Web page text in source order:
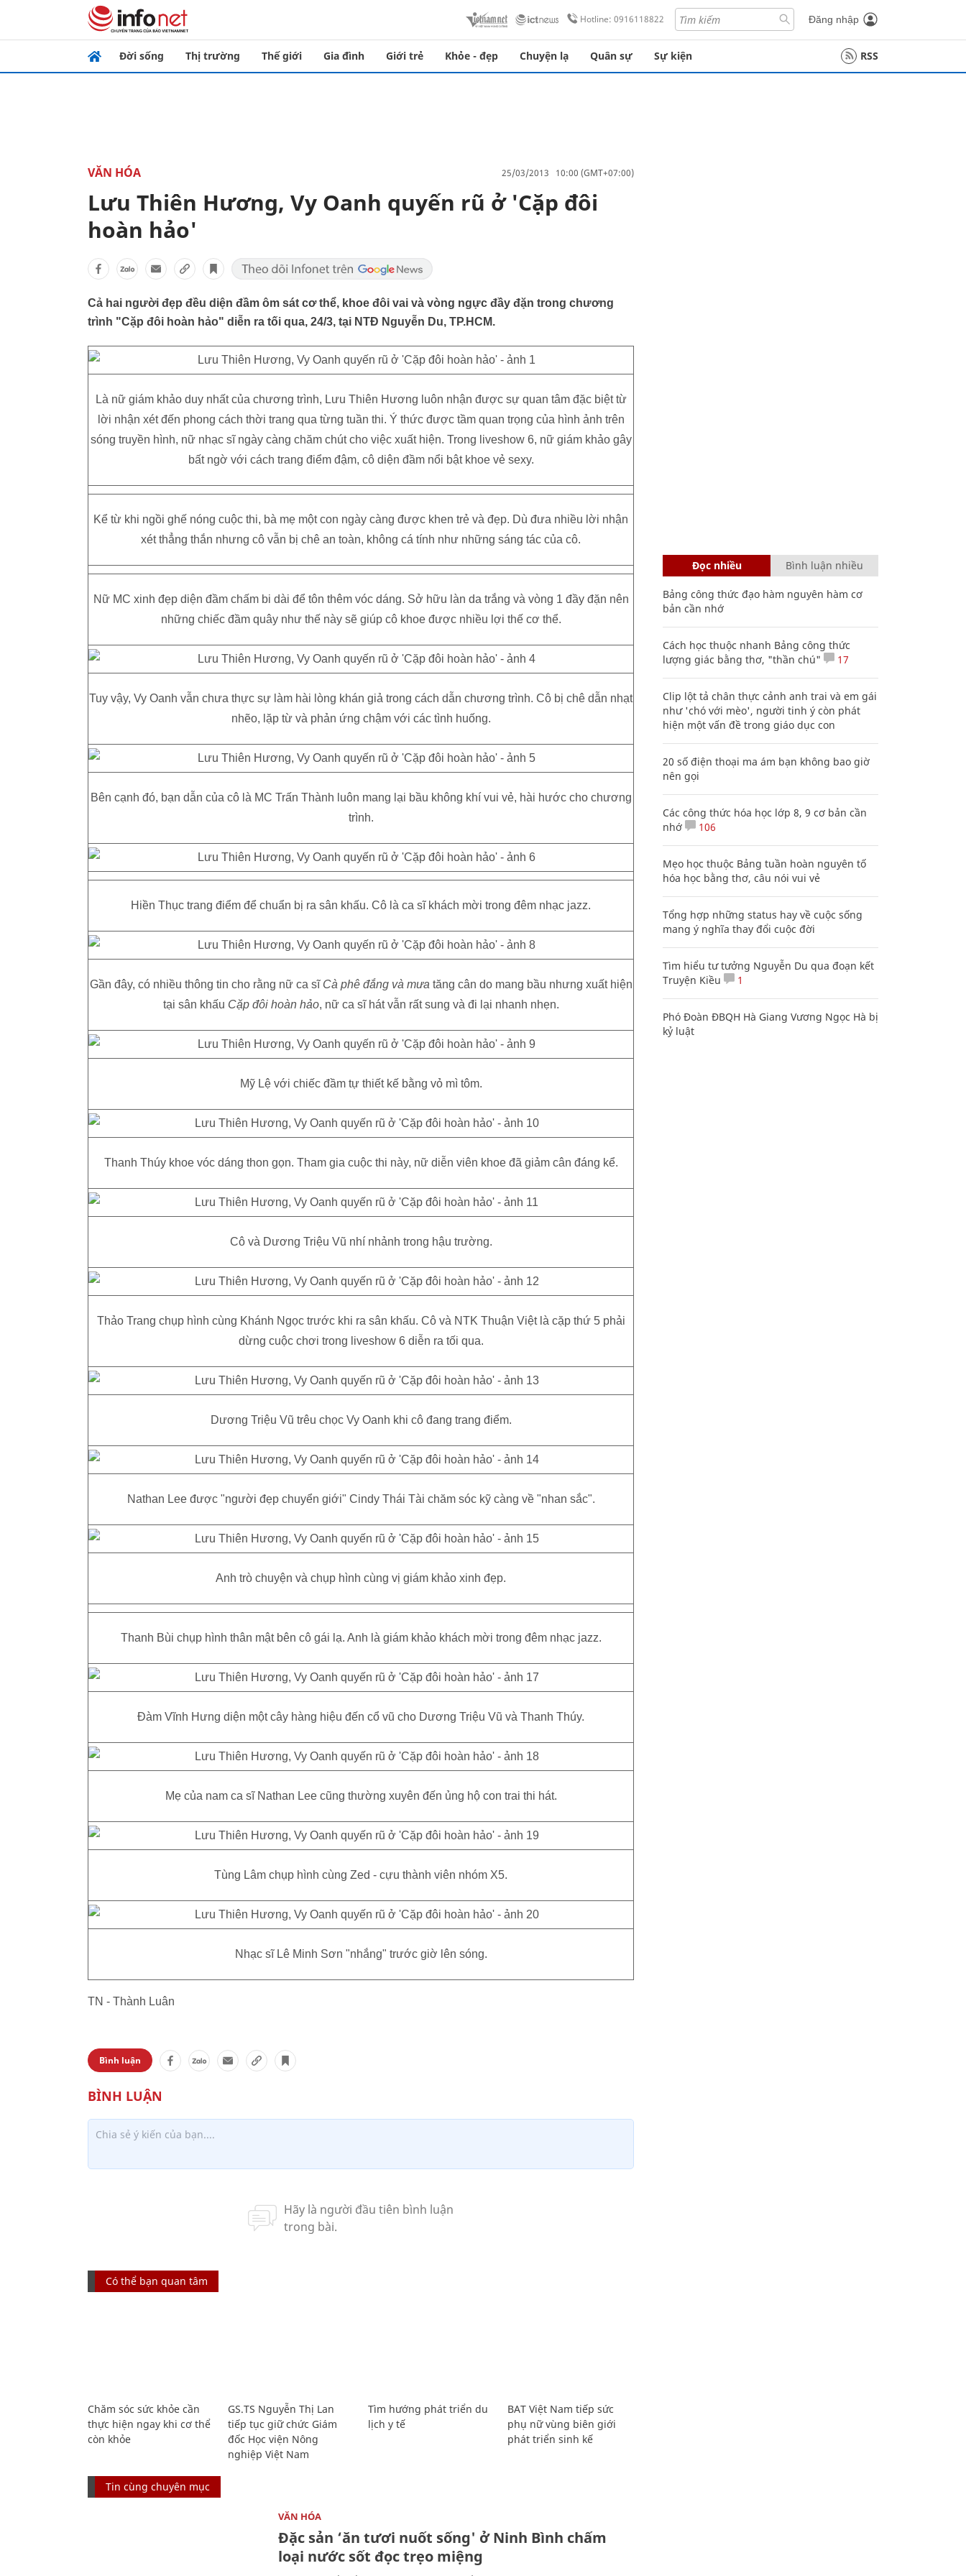
Hotline: 0916118822 Đăng nhập
Đời sống Thị trường Thế giới Gia đình Giới trẻ Khỏe - đẹp Chuyện lạ Quân sự Sự kiện RSS
VĂN HÓA 25/03/2013 10:00 (GMT+07:00)
Lưu Thiên Hương, Vy Oanh quyến rũ ở 'Cặp đôi
hoàn hảo'
Cả hai người đẹp đều diện đầm ôm sát cơ thể, khoe đôi vai và vòng ngực đầy đặn trong chương
trình "Cặp đôi hoàn hảo" diễn ra tối qua, 24/3, tại NTĐ Nguyễn Du, TP.HCM.
Là nữ giám khảo duy nhất của chương trình, Lưu Thiên Hương luôn nhận được sự quan tâm đặc biệt từ
lời nhận xét đến phong cách thời trang qua từng tuần thi. Ý thức được tầm quan trọng của hình ảnh trên
sóng truyền hình, nữ nhạc sĩ ngày càng chăm chút cho việc xuất hiện. Trong liveshow 6, nữ giám khảo gây
bất ngờ với cách trang điểm đậm, cô diện đầm nổi bật khoe vẻ sexy.
Kể từ khi ngồi ghế nóng cuộc thi, bà mẹ một con ngày càng được khen trẻ và đẹp. Dù đưa nhiều lời nhận
xét thẳng thắn nhưng cô vẫn bị chê an toàn, không cá tính như những sáng tác của cô.
Nữ MC xinh đẹp diện đầm chấm bi dài để tôn thêm vóc dáng. Sở hữu làn da trắng và vòng 1 đầy đặn nên
những chiếc đầm quây như thế này sẽ giúp cô khoe được nhiều lợi thế cơ thể.
Tuy vậy, Vy Oanh vẫn chưa thực sự làm hài lòng khán giả trong cách dẫn chương trình. Cô bị chê dẫn nhạt
nhẽo, lặp từ và phản ứng chậm với các tình huống.
Bên cạnh đó, bạn dẫn của cô là MC Trấn Thành luôn mang lại bầu không khí vui vẻ, hài hước cho chương
trình.
Hiền Thục trang điểm để chuẩn bị ra sân khấu. Cô là ca sĩ khách mời trong đêm nhạc jazz.
Gần đây, có nhiều thông tin cho rằng nữ ca sĩ Cà phê đắng và mưa tăng cân do mang bầu nhưng xuất hiện
tại sân khấu Cặp đôi hoàn hảo, nữ ca sĩ hát vẫn rất sung và đi lại nhanh nhẹn.
Mỹ Lệ với chiếc đầm tự thiết kế bằng vỏ mì tôm.
Thanh Thúy khoe vóc dáng thon gọn. Tham gia cuộc thi này, nữ diễn viên khoe đã giảm cân đáng kể.
Cô và Dương Triệu Vũ nhí nhảnh trong hậu trường.
Thảo Trang chụp hình cùng Khánh Ngọc trước khi ra sân khấu. Cô và NTK Thuận Việt là cặp thứ 5 phải
dừng cuộc chơi trong liveshow 6 diễn ra tối qua.
Dương Triệu Vũ trêu chọc Vy Oanh khi cô đang trang điểm.
Nathan Lee được "người đẹp chuyển giới" Cindy Thái Tài chăm sóc kỹ càng về "nhan sắc".
Anh trò chuyện và chụp hình cùng vị giám khảo xinh đẹp.
Thanh Bùi chụp hình thân mật bên cô gái lạ. Anh là giám khảo khách mời trong đêm nhạc jazz.
Đàm Vĩnh Hưng diện một cây hàng hiệu đến cổ vũ cho Dương Triệu Vũ và Thanh Thúy.
Mẹ của nam ca sĩ Nathan Lee cũng thường xuyên đến ủng hộ con trai thi hát.
Tùng Lâm chụp hình cùng Zed - cựu thành viên nhóm X5.
Nhạc sĩ Lê Minh Sơn "nhắng" trước giờ lên sóng.
TN - Thành Luân
Bình luận
Có thể bạn quan tâm
Chăm sóc sức khỏe cần
thực hiện ngay khi cơ thể
còn khỏe
GS.TS Nguyễn Thị Lan
tiếp tục giữ chức Giám
đốc Học viện Nông
nghiệp Việt Nam
Tìm hướng phát triển du
lịch y tế
BAT Việt Nam tiếp sức
phụ nữ vùng biên giới
phát triển sinh kế
Tin cùng chuyên mục
VĂN HÓA
Đặc sản ‘ăn tươi nuốt sống' ở Ninh Bình chấm
loại nước sốt đọc trẹo miệng
Đọc nhiều Bình luận nhiều
Bảng công thức đạo hàm nguyên hàm cơ
bản cần nhớ
Cách học thuộc nhanh Bảng công thức
lượng giác bằng thơ, "thần chú"
17
Clip lột tả chân thực cảnh anh trai và em gái
như 'chó với mèo', người tinh ý còn phát
hiện một vấn đề trong giáo dục con
20 số điện thoại ma ám bạn không bao giờ
nên gọi
Các công thức hóa học lớp 8, 9 cơ bản cần
nhớ
106
Mẹo học thuộc Bảng tuần hoàn nguyên tố
hóa học bằng thơ, câu nói vui vẻ
Tổng hợp những status hay về cuộc sống
mang ý nghĩa thay đổi cuộc đời
Tìm hiểu tư tưởng Nguyễn Du qua đoạn kết
Truyện Kiều
1
Phó Đoàn ĐBQH Hà Giang Vương Ngọc Hà bị
kỷ luật